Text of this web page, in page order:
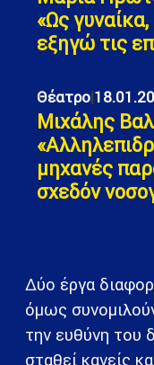
«Ως
εξηγώ τις
Θέατρο|
Μιχάλης
μηχανές
σχεδόν
Δύο έργα
όμως
την ευθύνη του
σταθεί κανείς